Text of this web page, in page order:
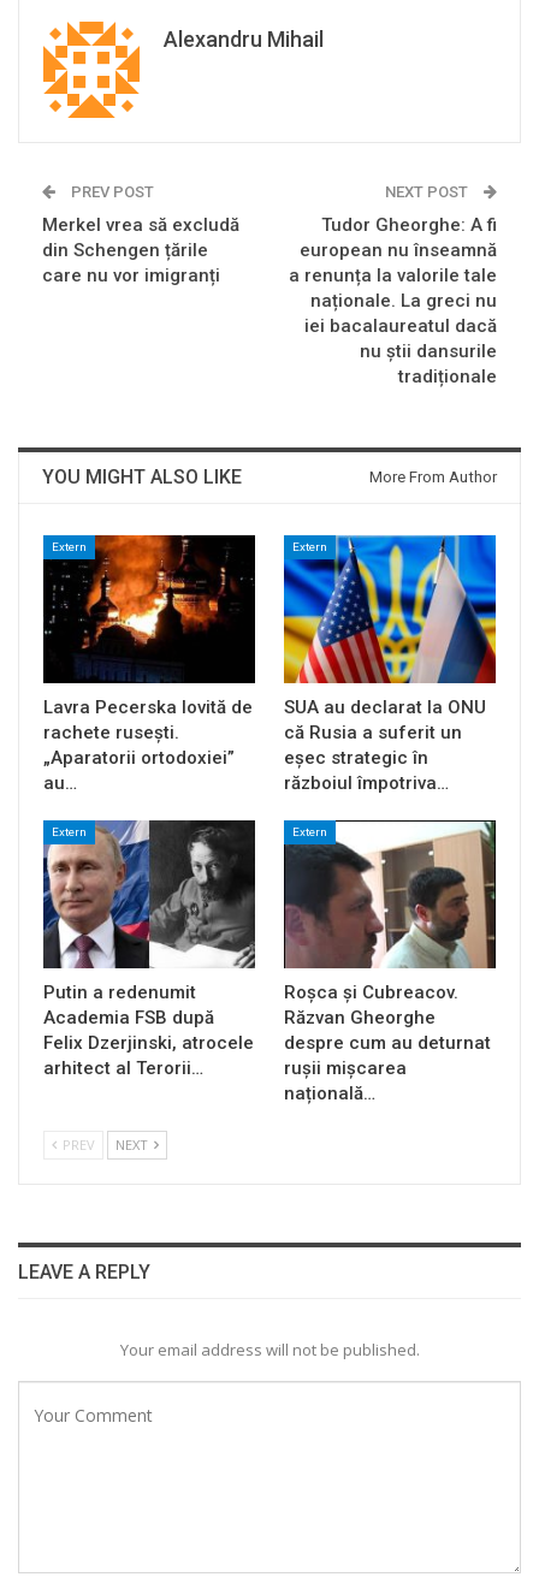
Alexandru Mihail
PREV POST
Merkel vrea să excludă
din Schengen țările
care nu vor imigranți
NEXT POST
Tudor Gheorghe: A fi
european nu înseamnă
a renunța la valorile tale
naționale. La greci nu
iei bacalaureatul dacă
nu știi dansurile
tradiționale
YOU MIGHT ALSO LIKE More From Author
Extern
Lavra Pecerska lovită de
rachete rusești.
„Aparatorii ortodoxiei”
au…
Extern
SUA au declarat la ONU
că Rusia a suferit un
eșec strategic în
războiul împotriva…
Extern
Putin a redenumit
Academia FSB după
Felix Dzerjinski, atrocele
arhitect al Terorii…
Extern
Roșca și Cubreacov.
Răzvan Gheorghe
despre cum au deturnat
rușii mișcarea
națională…
PREV NEXT
LEAVE A REPLY
Your email address will not be published.